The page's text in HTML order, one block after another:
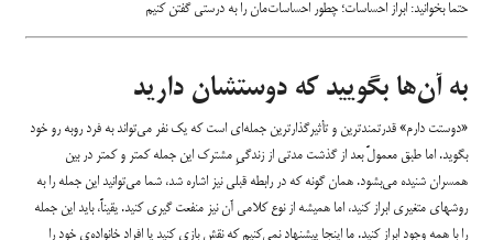
حتما بخوانید: ابراز احساسات؛ چطور احساسات‌مان را به درستی گفتن کنیم
به آن‌ها بگویید که دوستشان دارید
«دوستت دارم» قدرتمندترین و تأثیرگذارترین جمله‌ای است که یک نفر می‌تواند به فرد روبه رو خود
بگوید. اما طبق معمولً بعد از گذشت مدتی از زندگیِ مشترک این جمله کمتر و کمتر در بین
همسران شنیده می‌بشود. همان گونه که در رابطه قبلی نیز اشاره شد، شما می‌توانید این جمله را به
روشهای متغیری ابراز کنید، اما همیشه از نوع کلامی آن نیز منفعت گیری کنید. یقیناً، باید این جمله
را با همه وجود ابراز کنید. ما اینجا پیشنهاد نمی‌کنیم که نقش بازی کنید یا افراد خانواده‌ی خود را